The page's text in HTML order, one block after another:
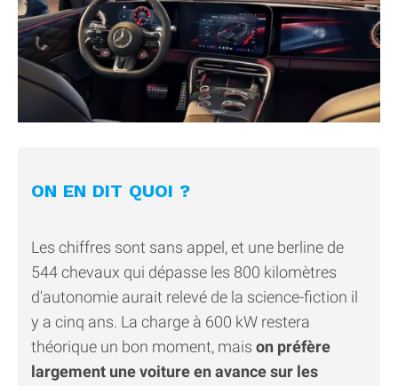
ON EN DIT QUOI ?
Les chiffres sont sans appel, et une berline de
544 chevaux qui dépasse les 800 kilomètres
d'autonomie aurait relevé de la science-fiction il
y a cinq ans. La charge à 600 kW restera
théorique un bon moment, mais on préfère
largement une voiture en avance sur les